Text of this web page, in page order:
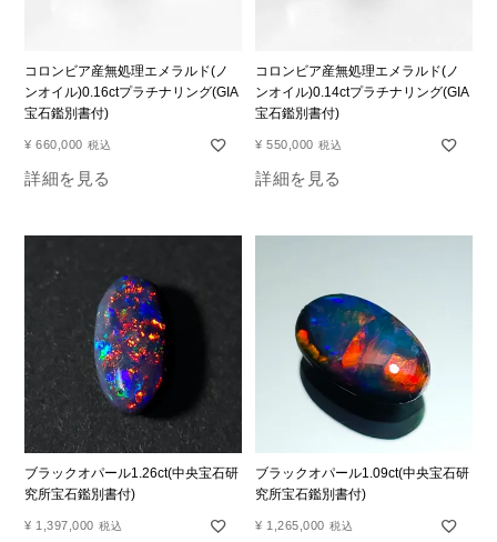
コロンビア産無処理エメラルド(ノ
ンオイル)0.16ctプラチナリング(GIA
宝石鑑別書付)
¥ 660,000 税込
詳細を見る
コロンビア産無処理エメラルド(ノ
ンオイル)0.14ctプラチナリング(GIA
宝石鑑別書付)
¥ 550,000 税込
詳細を見る
ブラックオパール1.26ct(中央宝石研
究所宝石鑑別書付)
¥ 1,397,000 税込
ブラックオパール1.09ct(中央宝石研
究所宝石鑑別書付)
¥ 1,265,000 税込